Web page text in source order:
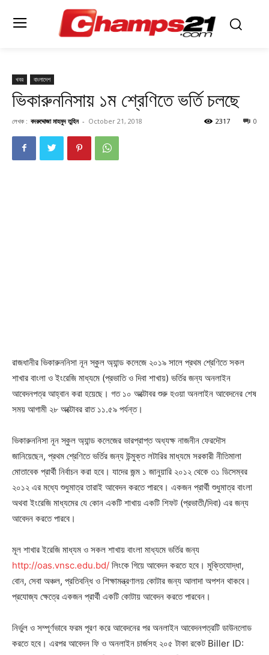
খবর বাংলাদেশ
ভিকারুননিসায় ১ম শ্রেণিতে ভর্তি চলছে
লেখক : বদরুদ্দোজা মাহমুদ তুহিন - October 21, 2018 0
2317
রাজধানীর ভিকারুননিসা নূন স্কুল অ্যান্ড কলেজে ২০১৯ সালে প্রথম শ্রেণিতে সকল
শাখার বাংলা ও ইংরেজি মাধ্যমে (প্রভাতি ও দিবা শাখায়) ভর্তির জন্য অনলাইন
আবেদনপত্র আহ্বান করা হয়েছে। গত ১০ অক্টোবর শুরু হওয়া অনলাইন আবেদনের শেষ
সময় আগামী ২৮ অক্টোবর রাত ১১.৫৯ পর্যন্ত।
ভিকারুননিসা নূন স্কুল অ্যান্ড কলেজের ভারপ্রাপ্ত অধ্যক্ষ নাজনীন ফেরদৌস
জানিয়েছেন, প্রথম শ্রেণিতে ভর্তির জন্য উন্মুক্ত লটারির মাধ্যমে সরকারী নীতিমালা
মোতাবেক প্রার্থী নির্বাচন করা হবে। যাদের জন্ম ১ জানুয়ারি ২০১২ থেকে ৩১ ডিসেম্বর
২০১২ এর মধ্যে শুধুমাত্র তারাই আবেদন করতে পারবে। একজন প্রার্থী শুধুমাত্র বাংলা
অথবা ইংরেজি মাধ্যমের যে কোন একটি শাখায় একটি শিফট (প্রভাতী/দিবা) এর জন্য
আবেদন করতে পারবে।
মূল শাখার ইরেজি মাধ্যম ও সকল শাখায় বাংলা মাধ্যমে ভর্তির জন্য
http://oas.vnsc.edu.bd/ লিংকে গিয়ে আবেদন করতে হবে। মুক্তিযোদ্ধা,
বোন, সেবা অঞ্চল, প্রতিবন্ধি ও শিক্ষামন্ত্রণালয় কোটার জন্য আলাদা অপশন থাকবে।
প্রযোজ্য ক্ষেত্রে একজন প্রার্থী একটি কোটায় আবেদন করতে পারবেন।
নির্ভুল ও সম্পূর্ণভাবে ফরম পূরণ করে আবেদনের পর অনলাইন আবেদনপত্রটি ডাউনলোড
করতে হবে। এরপর আবেদন ফি ও অনলাইন চার্জসহ ২০৫ টাকা রকেট Biller ID: